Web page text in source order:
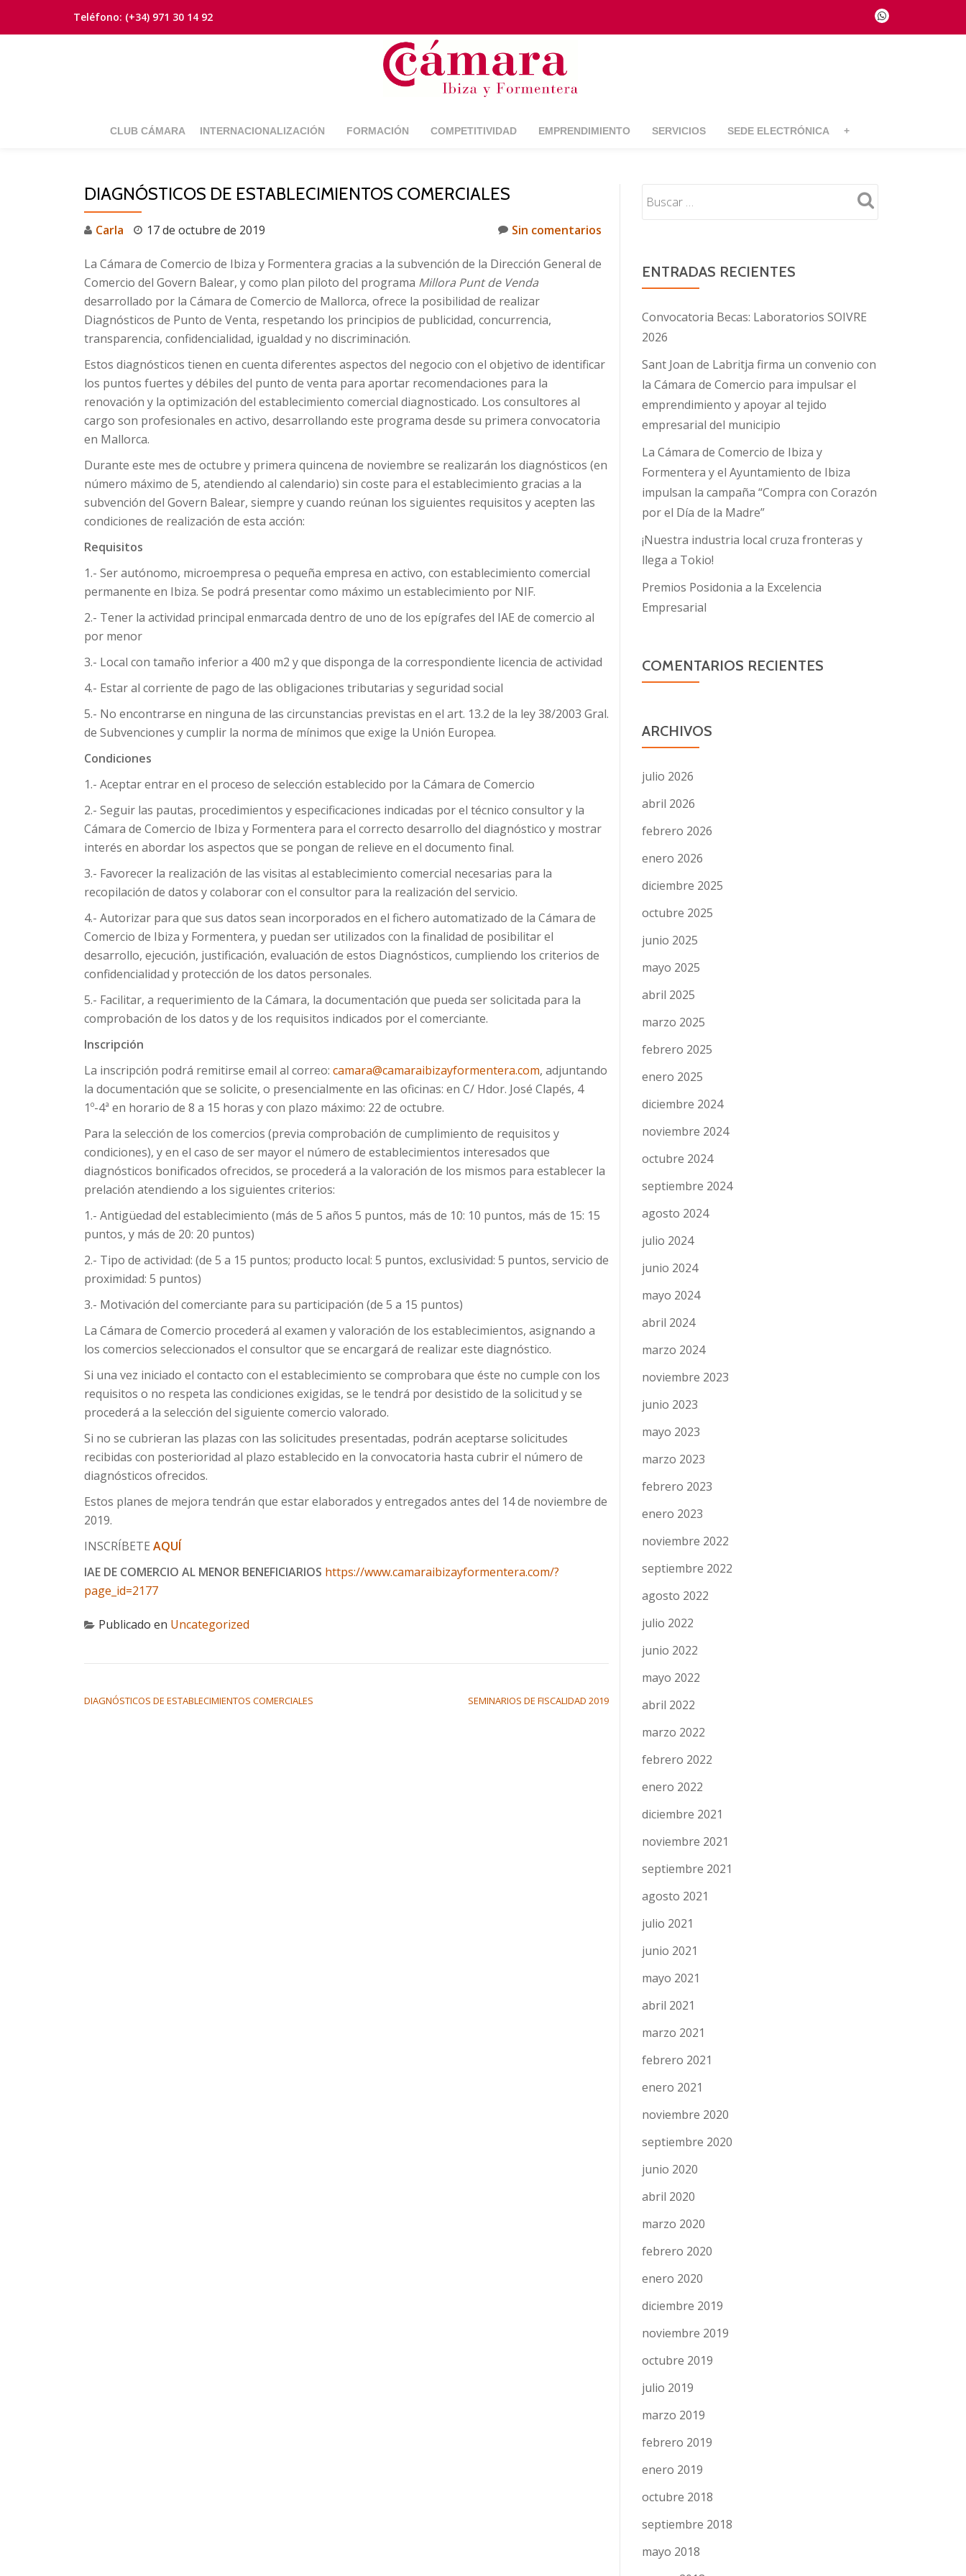
Saltar
Teléfono: (+34) 971 30 14 92
fa-
whatsapp
CLUB CÁMARA INTERNACIONALIZACIÓN FORMACIÓN COMPETITIVIDAD EMPRENDIMIENTO SERVICIOS SEDE ELECTRÓNICA +
DIAGNÓSTICOS DE ESTABLECIMIENTOS COMERCIALES
Carla 17 de octubre de 2019 Sin comentarios
La Cámara de Comercio de Ibiza y Formentera gracias a la subvención de la Dirección General de
Comercio del Govern Balear, y como plan piloto del programa Millora Punt de Venda
desarrollado por la Cámara de Comercio de Mallorca, ofrece la posibilidad de realizar
Diagnósticos de Punto de Venta, respetando los principios de publicidad, concurrencia,
transparencia, confidencialidad, igualdad y no discriminación.
Estos diagnósticos tienen en cuenta diferentes aspectos del negocio con el objetivo de identificar
los puntos fuertes y débiles del punto de venta para aportar recomendaciones para la
renovación y la optimización del establecimiento comercial diagnosticado. Los consultores al
cargo son profesionales en activo, desarrollando este programa desde su primera convocatoria
en Mallorca.
Durante este mes de octubre y primera quincena de noviembre se realizarán los diagnósticos (en
número máximo de 5, atendiendo al calendario) sin coste para el establecimiento gracias a la
subvención del Govern Balear, siempre y cuando reúnan los siguientes requisitos y acepten las
condiciones de realización de esta acción:
Requisitos
1.- Ser autónomo, microempresa o pequeña empresa en activo, con establecimiento comercial
permanente en Ibiza. Se podrá presentar como máximo un establecimiento por NIF.
2.- Tener la actividad principal enmarcada dentro de uno de los epígrafes del IAE de comercio al
por menor
3.- Local con tamaño inferior a 400 m2 y que disponga de la correspondiente licencia de actividad
4.- Estar al corriente de pago de las obligaciones tributarias y seguridad social
5.- No encontrarse en ninguna de las circunstancias previstas en el art. 13.2 de la ley 38/2003 Gral.
de Subvenciones y cumplir la norma de mínimos que exige la Unión Europea.
Condiciones
1.- Aceptar entrar en el proceso de selección establecido por la Cámara de Comercio
2.- Seguir las pautas, procedimientos y especificaciones indicadas por el técnico consultor y la
Cámara de Comercio de Ibiza y Formentera para el correcto desarrollo del diagnóstico y mostrar
interés en abordar los aspectos que se pongan de relieve en el documento final.
3.- Favorecer la realización de las visitas al establecimiento comercial necesarias para la
recopilación de datos y colaborar con el consultor para la realización del servicio.
4.- Autorizar para que sus datos sean incorporados en el fichero automatizado de la Cámara de
Comercio de Ibiza y Formentera, y puedan ser utilizados con la finalidad de posibilitar el
desarrollo, ejecución, justificación, evaluación de estos Diagnósticos, cumpliendo los criterios de
confidencialidad y protección de los datos personales.
5.- Facilitar, a requerimiento de la Cámara, la documentación que pueda ser solicitada para la
comprobación de los datos y de los requisitos indicados por el comerciante.
Inscripción
La inscripción podrá remitirse email al correo: camara@camaraibizayformentera.com, adjuntando
la documentación que se solicite, o presencialmente en las oficinas: en C/ Hdor. José Clapés, 4
1º-4ª en horario de 8 a 15 horas y con plazo máximo: 22 de octubre.
Para la selección de los comercios (previa comprobación de cumplimiento de requisitos y
condiciones), y en el caso de ser mayor el número de establecimientos interesados que
diagnósticos bonificados ofrecidos, se procederá a la valoración de los mismos para establecer la
prelación atendiendo a los siguientes criterios:
1.- Antigüedad del establecimiento (más de 5 años 5 puntos, más de 10: 10 puntos, más de 15: 15
puntos, y más de 20: 20 puntos)
2.- Tipo de actividad: (de 5 a 15 puntos; producto local: 5 puntos, exclusividad: 5 puntos, servicio de
proximidad: 5 puntos)
3.- Motivación del comerciante para su participación (de 5 a 15 puntos)
La Cámara de Comercio procederá al examen y valoración de los establecimientos, asignando a
los comercios seleccionados el consultor que se encargará de realizar este diagnóstico.
Si una vez iniciado el contacto con el establecimiento se comprobara que éste no cumple con los
requisitos o no respeta las condiciones exigidas, se le tendrá por desistido de la solicitud y se
procederá a la selección del siguiente comercio valorado.
Si no se cubrieran las plazas con las solicitudes presentadas, podrán aceptarse solicitudes
recibidas con posterioridad al plazo establecido en la convocatoria hasta cubrir el número de
diagnósticos ofrecidos.
Estos planes de mejora tendrán que estar elaborados y entregados antes del 14 de noviembre de
2019.
INSCRÍBETE AQUÍ
IAE DE COMERCIO AL MENOR BENEFICIARIOS https://www.camaraibizayformentera.com/?
page_id=2177
Publicado en Uncategorized
DIAGNÓSTICOS DE ESTABLECIMIENTOS COMERCIALES SEMINARIOS DE FISCALIDAD 2019
ENTRADAS RECIENTES
Convocatoria Becas: Laboratorios SOIVRE
2026
Sant Joan de Labritja firma un convenio con
la Cámara de Comercio para impulsar el
emprendimiento y apoyar al tejido
empresarial del municipio
La Cámara de Comercio de Ibiza y
Formentera y el Ayuntamiento de Ibiza
impulsan la campaña “Compra con Corazón
por el Día de la Madre”
¡Nuestra industria local cruza fronteras y
llega a Tokio!
Premios Posidonia a la Excelencia
Empresarial
COMENTARIOS RECIENTES
ARCHIVOS
julio 2026
abril 2026
febrero 2026
enero 2026
diciembre 2025
octubre 2025
junio 2025
mayo 2025
abril 2025
marzo 2025
febrero 2025
enero 2025
diciembre 2024
noviembre 2024
octubre 2024
septiembre 2024
agosto 2024
julio 2024
junio 2024
mayo 2024
abril 2024
marzo 2024
noviembre 2023
junio 2023
mayo 2023
marzo 2023
febrero 2023
enero 2023
noviembre 2022
septiembre 2022
agosto 2022
julio 2022
junio 2022
mayo 2022
abril 2022
marzo 2022
febrero 2022
enero 2022
diciembre 2021
noviembre 2021
septiembre 2021
agosto 2021
julio 2021
junio 2021
mayo 2021
abril 2021
marzo 2021
febrero 2021
enero 2021
noviembre 2020
septiembre 2020
junio 2020
abril 2020
marzo 2020
febrero 2020
enero 2020
diciembre 2019
noviembre 2019
octubre 2019
julio 2019
marzo 2019
febrero 2019
enero 2019
octubre 2018
septiembre 2018
mayo 2018